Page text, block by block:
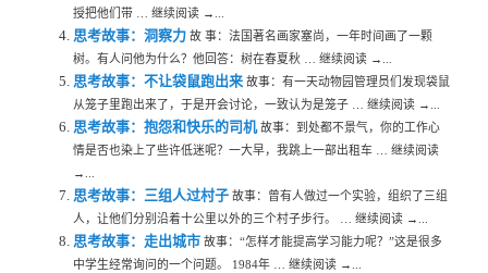
授把他们带 … 继续阅读 →...
思考故事：洞察力 故 事：法国著名画家塞尚，一年时间画了一颗
树。有人问他为什么？他回答：树在春夏秋 … 继续阅读 →...
思考故事：不让袋鼠跑出来 故事：有一天动物园管理员们发现袋鼠
从笼子里跑出来了，于是开会讨论，一致认为是笼子 … 继续阅读 →...
思考故事：抱怨和快乐的司机故事：到处都不景气，你的工作心
情是否也染上了些许低迷呢？一大早，我跳上一部出租车 … 继续阅读
→...
思考故事：三组人过村子 故事：曾有人做过一个实验，组织了三组
人，让他们分别沿着十公里以外的三个村子步行。 … 继续阅读 →...
思考故事：走出城市 故事：“怎样才能提高学习能力呢？”这是很多
中学生经常询问的一个问题。 1984年 … 继续阅读 →...